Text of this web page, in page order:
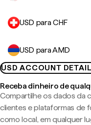
USD para CHF
USD para AMD
USD ACCOUNT
Receba dinheiro de
Compartilhe os dados da
clientes e plataformas de
como local, em qualquer